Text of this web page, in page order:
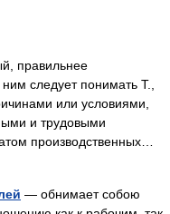
правильнее
следует понимать Т.,
или условиями,
и трудовыми
производственных…
— обнимает собою